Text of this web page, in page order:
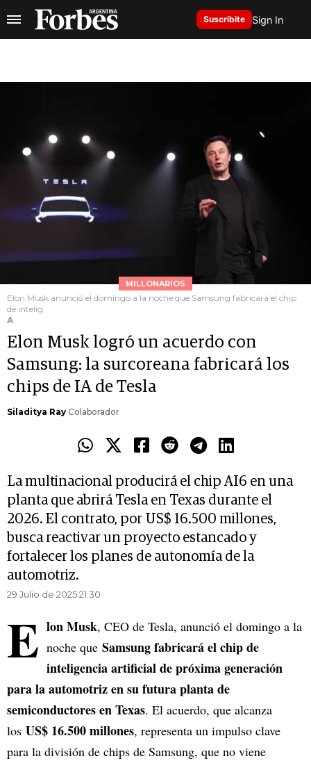
Suscribite Sign In
MILLONARIOS
Elon Musk anunció el domingo a la noche que Samsung fabricará el chip
de intelig
A
Elon Musk logró un acuerdo con
Samsung: la surcoreana fabricará los
chips de IA de Tesla
Siladitya Ray Colaborador
La multinacional producirá el chip AI6 en una
planta que abrirá Tesla en Texas durante el
2026. El contrato, por US$ 16.500 millones,
busca reactivar un proyecto estancado y
fortalecer los planes de autonomía de la
automotriz.
29 Julio de 2025 21.30
E lon Musk, CEO de Tesla, anunció el domingo a la
noche que Samsung fabricará el chip de
inteligencia artificial de próxima generación
para la automotriz en su futura planta de
semiconductores en Texas. El acuerdo, que alcanza
los US$ 16.500 millones, representa un impulso clave
para la división de chips de Samsung, que no viene